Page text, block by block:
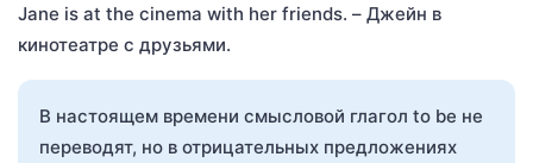
Jane is at the cinema with her friends. – Джейн в
кинотеатре с друзьями.
В настоящем времени смысловой глагол to be не
переводят, но в отрицательных предложениях